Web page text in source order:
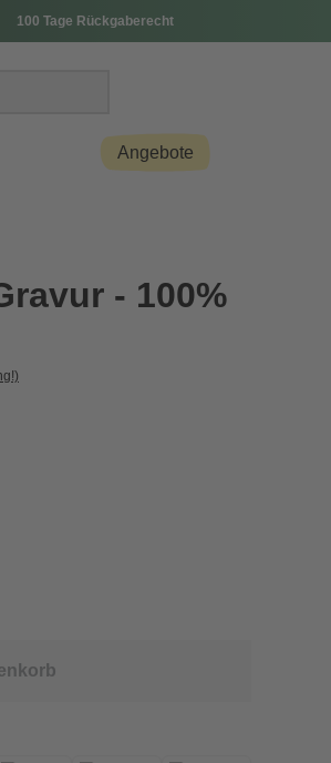
100 Tage Rückgaberecht
Angebote
- 100%